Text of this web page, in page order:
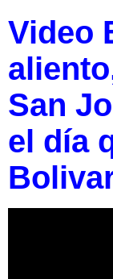
Video
San
el día